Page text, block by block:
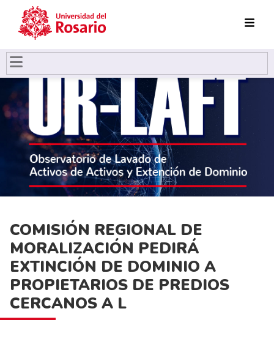
Pasar al contenido principal
COMISIÓN REGIONAL DE
MORALIZACIÓN PEDIRÁ
EXTINCIÓN DE DOMINIO A
PROPIETARIOS DE PREDIOS
CERCANOS A L